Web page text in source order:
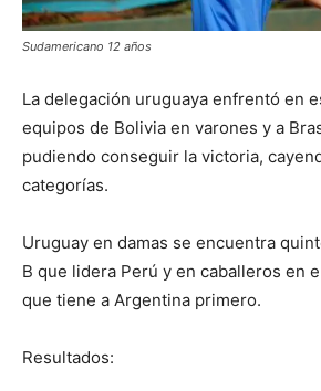
Sudamericano 12 años
La delegación uruguaya enfrentó en
equipos de Bolivia en varones y a
pudiendo conseguir la victoria,
categorías.
Uruguay en damas se encuentra
B que lidera Perú y en caballeros en
que tiene a Argentina primero.
Resultados: